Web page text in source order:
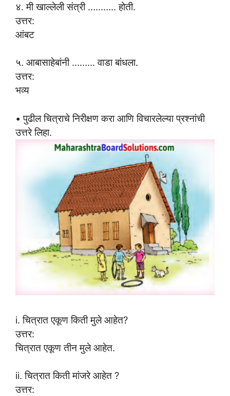
४. मी खाल्लेली संत्री ……….. होती.
उत्तर:
आंबट
५. आबासाहेबांनी ……… वाडा बांधला.
उत्तर:
भव्य
• पुढील चित्राचे निरीक्षण करा आणि विचारलेल्या प्रश्नांची
उत्तरे लिहा.
i. चित्रात एकूण किती मुले आहेत?
उत्तर:
चित्रात एकूण तीन मुले आहेत.
ii. चित्रात किती मांजरे आहेत ?
उत्तर: